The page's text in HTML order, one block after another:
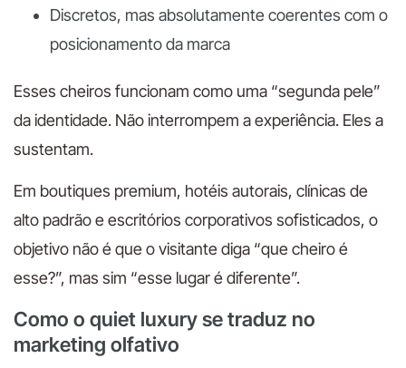
Discretos, mas absolutamente coerentes com o
posicionamento da marca
Esses cheiros funcionam como uma “segunda pele”
da identidade. Não interrompem a experiência. Eles a
sustentam.
Em boutiques premium, hotéis autorais, clínicas de
alto padrão e escritórios corporativos sofisticados, o
objetivo não é que o visitante diga “que cheiro é
esse?”, mas sim “esse lugar é diferente”.
Como o quiet luxury se traduz no
marketing olfativo